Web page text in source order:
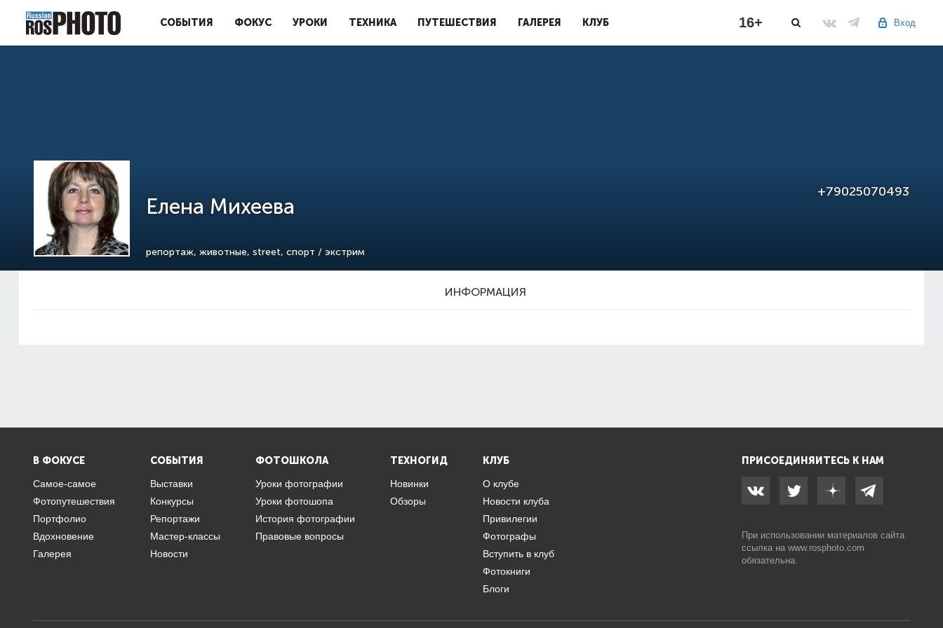
СОБЫТИЯ ФОКУС УРОКИ ТЕХНИКА ПУТЕШЕСТВИЯ ГАЛЕРЕЯ КЛУБ Вход
16+
Елена Михеева
репортаж, животные, street, спорт / экстрим
+79025070493
ИНФОРМАЦИЯ
В ФОКУСЕ
Самое-самое
Фотопутешествия
Портфолио
Вдохновение
Галерея
СОБЫТИЯ
Выставки
Конкурсы
Репортажи
Мастер-классы
Новости
ФОТОШКОЛА
Уроки фотографии
Уроки фотошопа
История фотографии
Правовые вопросы
ТЕХНОГИД
Новинки
Обзоры
КЛУБ
О клубе
Новости клуба
Привилегии
Фотографы
Вступить в клуб
Фотокниги
Блоги
ПРИСОЕДИНЯЙТЕСЬ К НАМ
При использовании материалов сайта
ссылка на www.rosphoto.com
обязательна.